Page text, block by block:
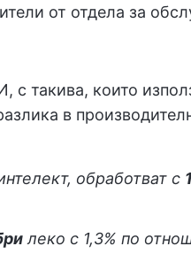
от отдела за
с такива, които
в
обработват с
леко с 1,3% по